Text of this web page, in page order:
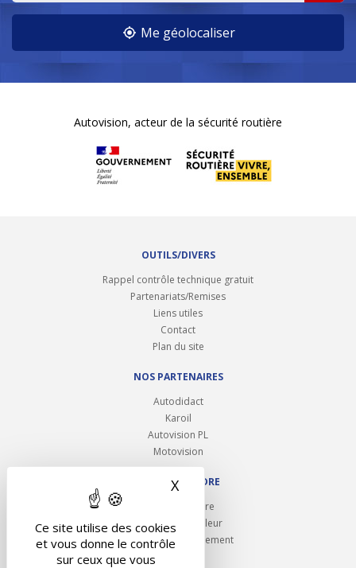
Ce site utilise des cookies
et vous donne le contrôle
sur ceux que vous
X Masquer le bandeau des
Me géolocaliser
Autovision, acteur de la sécurité routière
OUTILS/DIVERS
Rappel contrôle technique gratuit
Partenariats/Remises
Liens utiles
Contact
Plan du site
NOS PARTENAIRES
Autodidact
Karoil
Autovision PL
Motovision
NOUS REJOINDRE
Ouvrir un centre
Devenez contrôleur
Carrières et recrutement